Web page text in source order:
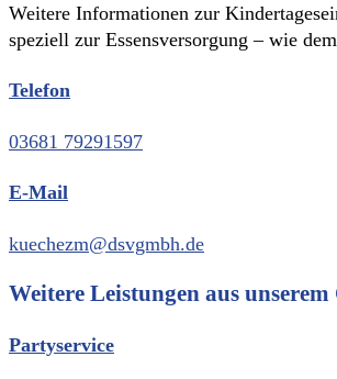
Weitere Informationen zur
speziell zur Essensversorgung – wie
Telefon
03681 79291597
E-Mail
kuechezm@dsvgmbh.de
Weitere Leistungen aus
Partyservice